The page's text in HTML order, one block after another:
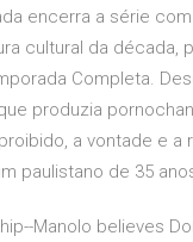
encerra a série
cultural da
Completa.
produzia
a vontade e a
paulistano de 35
Manolo believes